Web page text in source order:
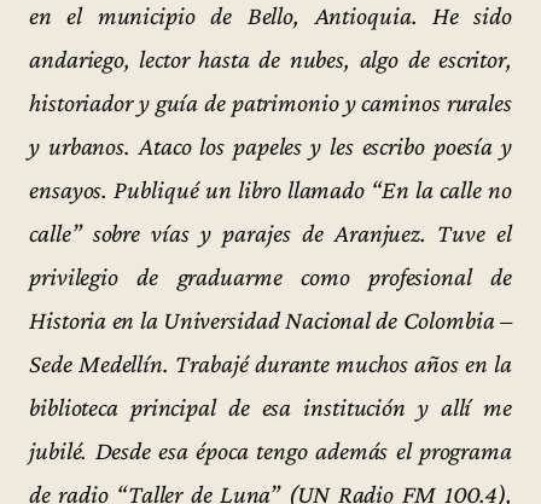
en el municipio de Bello, Antioquia. He sido
andariego, lector hasta de nubes, algo de escritor,
historiador y guía de patrimonio y caminos rurales
y urbanos. Ataco los papeles y les escribo poesía y
ensayos. Publiqué un libro llamado “En la calle no
calle” sobre vías y parajes de Aranjuez. Tuve el
privilegio de graduarme como profesional de
Historia en la Universidad Nacional de Colombia –
Sede Medellín. Trabajé durante muchos años en la
biblioteca principal de esa institución y allí me
jubilé. Desde esa época tengo además el programa
de radio “Taller de Luna” (UN Radio FM 100.4),